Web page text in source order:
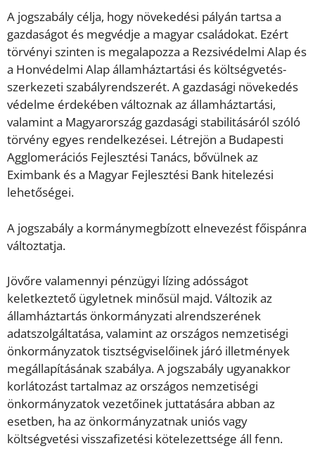
A jogszabály célja, hogy növekedési pályán tartsa a
gazdaságot és megvédje a magyar családokat. Ezért
törvényi szinten is megalapozza a Rezsivédelmi Alap és
a Honvédelmi Alap államháztartási és költségvetés-
szerkezeti szabályrendszerét. A gazdasági növekedés
védelme érdekében változnak az államháztartási,
valamint a Magyarország gazdasági stabilitásáról szóló
törvény egyes rendelkezései. Létrejön a Budapesti
Agglomerációs Fejlesztési Tanács, bővülnek az
Eximbank és a Magyar Fejlesztési Bank hitelezési
lehetőségei.
A jogszabály a kormánymegbízott elnevezést főispánra
változtatja.
Jövőre valamennyi pénzügyi lízing adósságot
keletkeztető ügyletnek minősül majd. Változik az
államháztartás önkormányzati alrendszerének
adatszolgáltatása, valamint az országos nemzetiségi
önkormányzatok tisztségviselőinek járó illetmények
megállapításának szabálya. A jogszabály ugyanakkor
korlátozást tartalmaz az országos nemzetiségi
önkormányzatok vezetőinek juttatására abban az
esetben, ha az önkormányzatnak uniós vagy
költségvetési visszafizetési kötelezettsége áll fenn.